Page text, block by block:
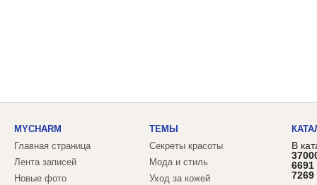
MYCHARM
Главная страница
Лента записей
Новые фото
ТЕМЫ
Секреты красоты
Мода и стиль
Уход за кожей
В
6691
7269